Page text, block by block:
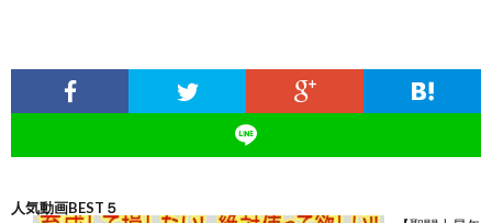
人気動画BEST５